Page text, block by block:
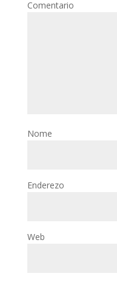
Web